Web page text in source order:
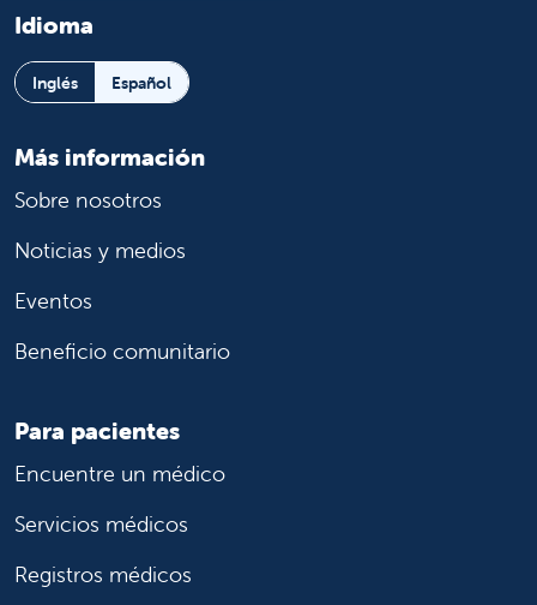
Idioma
Inglés Español
Más información
Sobre nosotros
Noticias y medios
Eventos
Beneficio comunitario
Para pacientes
Encuentre un médico
Servicios médicos
Registros médicos